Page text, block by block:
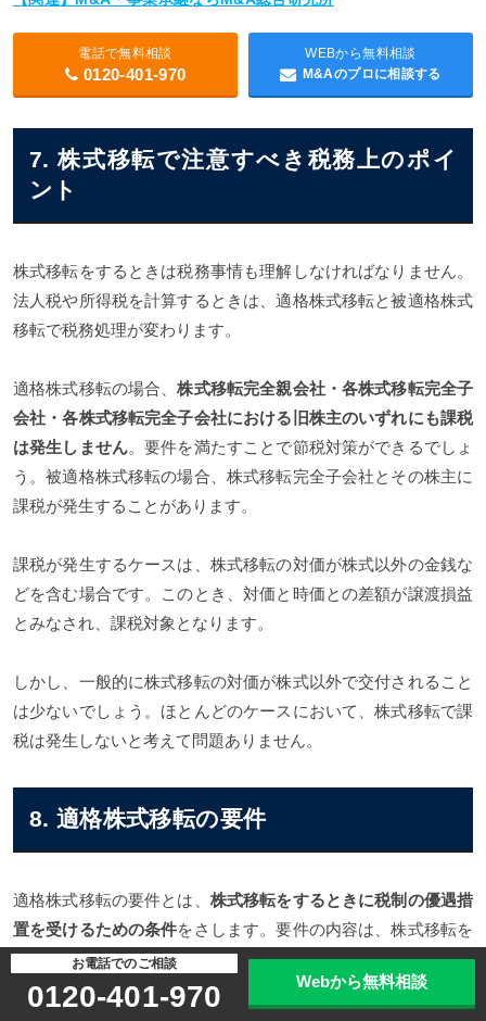
電話で無料相談
0120-401-970
WEBから無料相談
M&Aのプロに相談する
7. 株式移転で注意すべき税務上のポイ
ント
株式移転をするときは税務事情も理解しなければなりません。
法人税や所得税を計算するときは、適格株式移転と被適格株式
移転で税務処理が変わります。
適格株式移転の場合、株式移転完全親会社・各株式移転完全子
会社・各株式移転完全子会社における旧株主のいずれにも課税
は発生しません。要件を満たすことで節税対策ができるでしょ
う。被適格株式移転の場合、株式移転完全子会社とその株主に
課税が発生することがあります。
課税が発生するケースは、株式移転の対価が株式以外の金銭な
どを含む場合です。このとき、対価と時価との差額が譲渡損益
とみなされ、課税対象となります。
しかし、一般的に株式移転の対価が株式以外で交付されること
は少ないでしょう。ほとんどのケースにおいて、株式移転で課
税は発生しないと考えて問題ありません。
8. 適格株式移転の要件
適格株式移転の要件とは、 株式移転をするときに税制の優遇措
置を受けるための条件をさします。要件の内容は、株式移転を
行う当事者同士の会社関係によって異なるので、注意しなけれ
ばなりません。
お電話でのご相談
0120-401-970 Webから無料相談